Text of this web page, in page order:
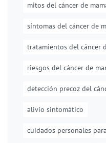
mitos del cáncer de
síntomas del cáncer de
tratamientos del cáncer
riesgos del cáncer de
detección precoz del
alivio sintomático
cuidados personales